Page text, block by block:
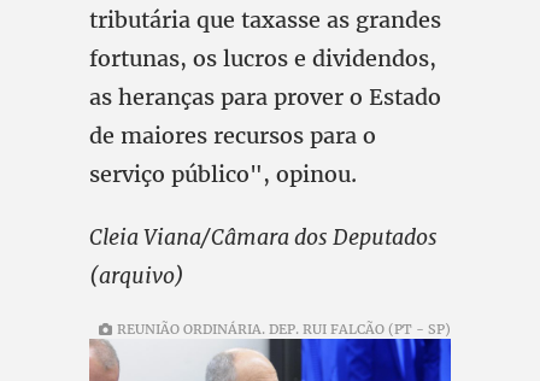
tributária que taxasse as grandes
fortunas, os lucros e dividendos,
as heranças para prover o Estado
de maiores recursos para o
serviço público", opinou.
Cleia Viana/Câmara dos Deputados
(arquivo)
REUNIÃO ORDINÁRIA. DEP. RUI FALCÃO (PT - SP)